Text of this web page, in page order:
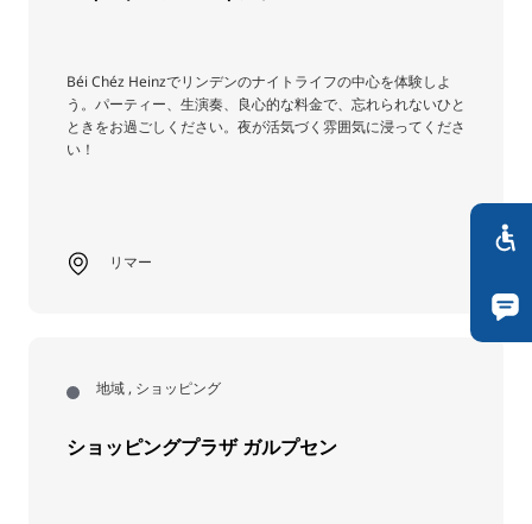
Béi Chéz Heinzでリンデンのナイトライフの中心を体験しよ
う。パーティー、生演奏、良心的な料金で、忘れられないひと
ときをお過ごしください。夜が活気づく雰囲気に浸ってくださ
い！
リマー
地域 , ショッピング
ショッピングプラザ ガルプセン